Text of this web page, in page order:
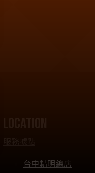
台中精明總店